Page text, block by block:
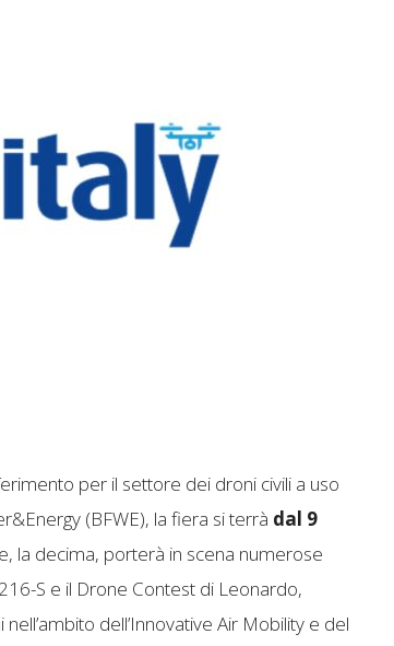
per il settore dei droni civili a uso
(BFWE), la fiera si terrà dal 9
la decima, porterà in scena numerose
S e il Drone Contest di Leonardo,
dell’Innovative Air Mobility e del